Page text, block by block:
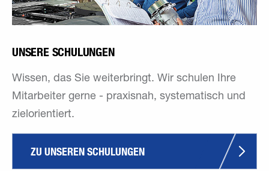
UNSERE SCHULUNGEN
Wissen, das Sie weiterbringt. Wir schulen Ihre
Mitarbeiter gerne - praxisnah, systematisch und
zielorientiert.
ZU UNSEREN SCHULUNGEN